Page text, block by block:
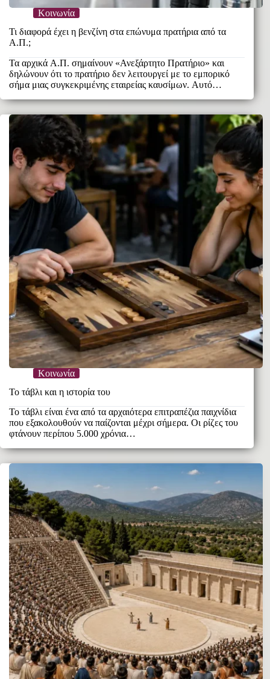
Κοινωνία
Τι διαφορά έχει η βενζίνη στα επώνυμα πρατήρια από τα
Α.Π.;
Τα αρχικά Α.Π. σημαίνουν «Ανεξάρτητο Πρατήριο» και
δηλώνουν ότι το πρατήριο δεν λειτουργεί με το εμπορικό
σήμα μιας συγκεκριμένης εταιρείας καυσίμων. Αυτό…
Κοινωνία
Το τάβλι και η ιστορία του
Το τάβλι είναι ένα από τα αρχαιότερα επιτραπέζια παιχνίδια
που εξακολουθούν να παίζονται μέχρι σήμερα. Οι ρίζες του
φτάνουν περίπου 5.000 χρόνια…